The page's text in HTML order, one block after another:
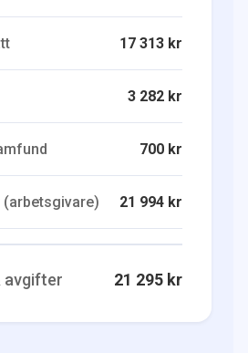
17 313 kr
3 282 kr
700 kr
21 994 kr
avgifter 21 295 kr